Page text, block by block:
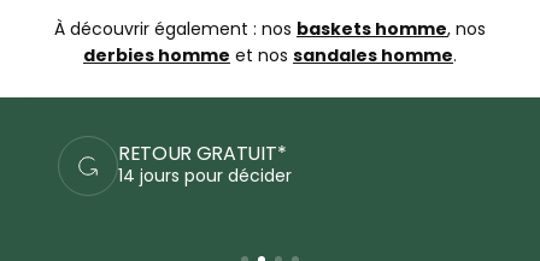
À découvrir également : nos baskets homme, nos
derbies homme et nos sandales homme.
PAIEMENTS SÉCURISÉS
Commandez en sécurité